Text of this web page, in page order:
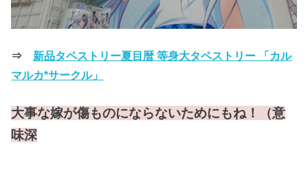
⇒ 新品タペストリー夏目暦 等身大タペストリー 「カル
マルカ*サークル」
大事な嫁が傷ものにならないためにもね！（意
味深